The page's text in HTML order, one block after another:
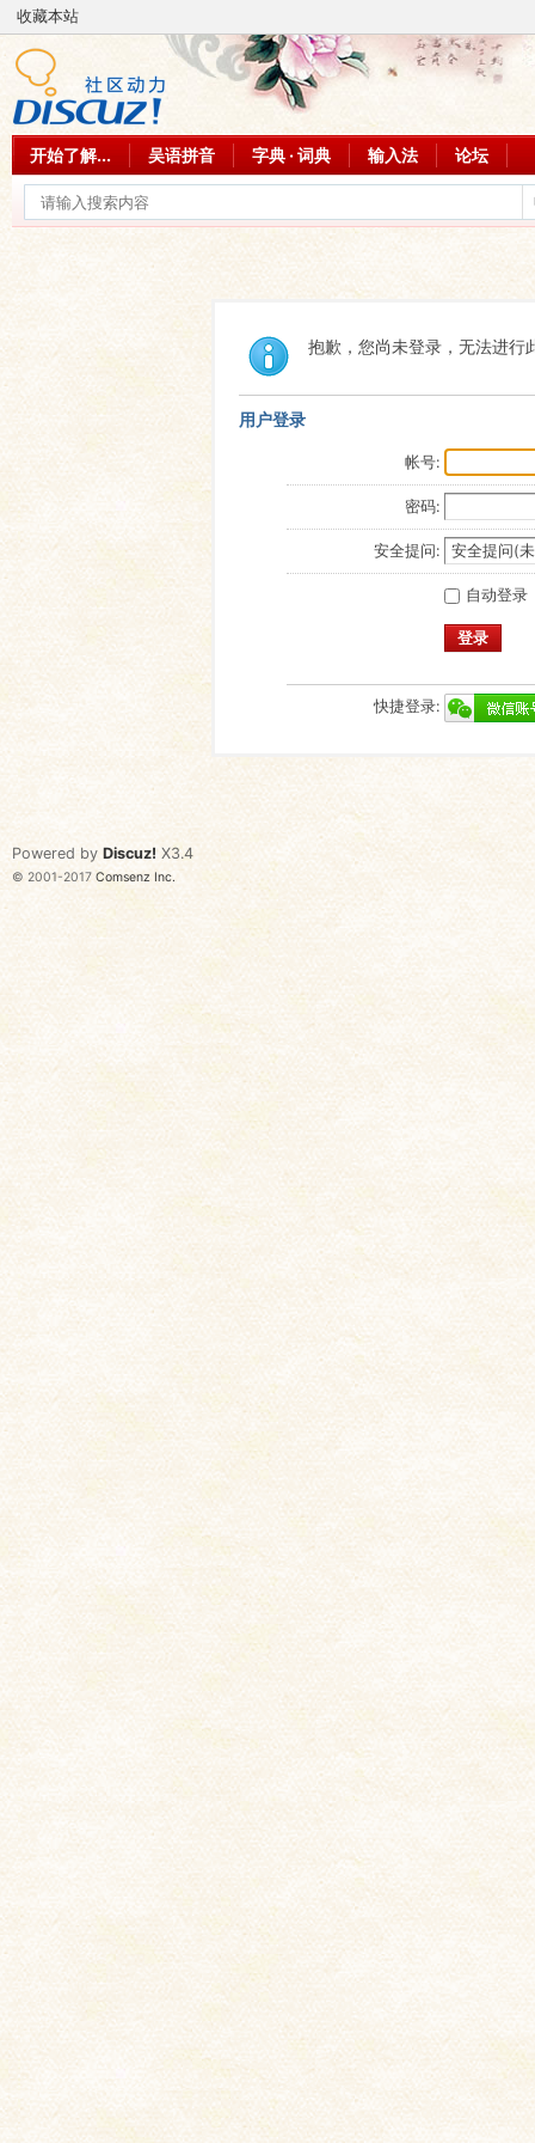
收藏本站
开始了解... 吴语拼音 字典 · 词典 输入法 论坛
抱歉，您尚未登录，无法进行
用户登录
帐号:
密码:
安全提问:
自动登录
登录
快捷登录:
Powered by Discuz! X3.4
© 2001-2017 Comsenz Inc.